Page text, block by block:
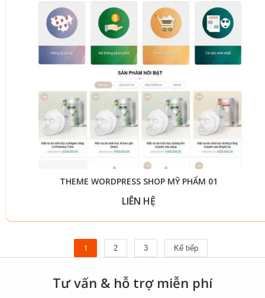
THEME WORDPRESS SHOP MỸ PHẨM 01
LIÊN HỆ
1 2 3 Kế tiếp
Tư vấn & hỗ trợ miễn phí